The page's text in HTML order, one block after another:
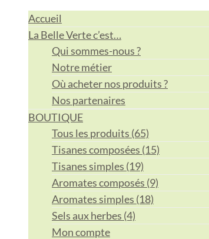
Accueil
La Belle Verte c’est…
Qui sommes-nous ?
Notre métier
Où acheter nos produits ?
Nos partenaires
BOUTIQUE
Tous les produits (65)
Tisanes composées (15)
Tisanes simples (19)
Aromates composés (9)
Aromates simples (18)
Sels aux herbes (4)
Mon compte